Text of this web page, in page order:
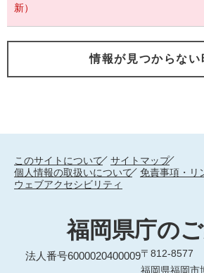
新）
情報が見つからない
このサイトについて
サイトマップ
個人情報の取扱いについて
免責事項・リ
ウェブアクセシビリティ
福岡県庁の
法人番号6000020400009〒812-8577
福岡県福岡市